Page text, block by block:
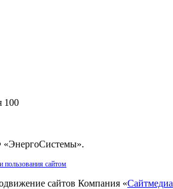
100
.
пользования сайтом
Компания «Сайтмедиа